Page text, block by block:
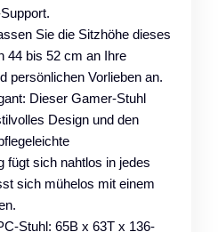
Sie die Sitzhöhe dieses
44 bis 52 cm an Ihre
persönlichen Vorlieben an.
Dieser Gamer-Stuhl
Design und den
fügt sich nahtlos in jedes
sich mühelos mit einem
Stuhl: 65B x 63T x 136-